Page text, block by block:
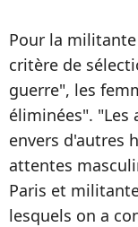
Pour la militante
critère de
guerre", les
éliminées".
envers d'autres
attentes
Paris et
lesquels on a